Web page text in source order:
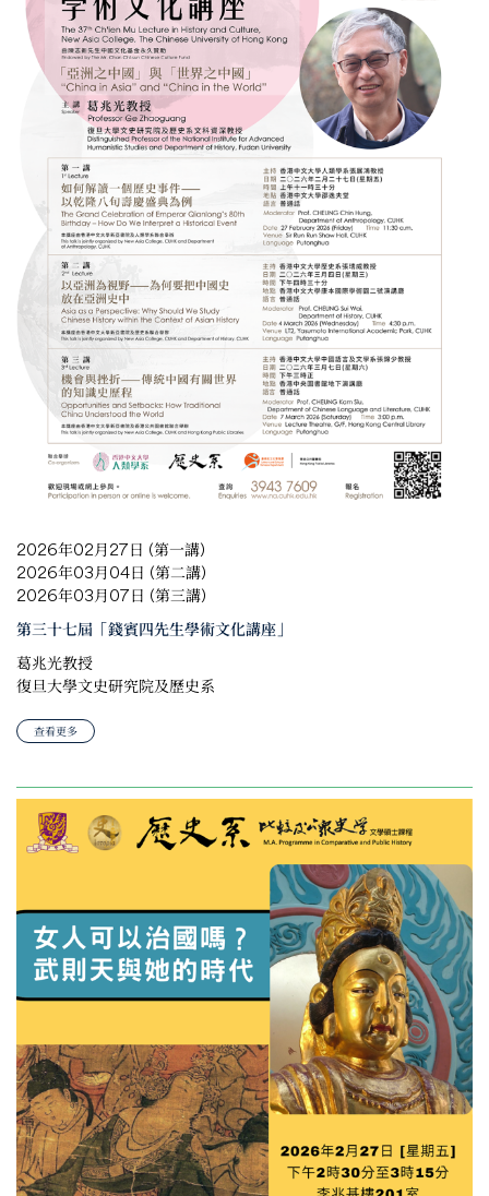
2026年02月27日 (第一講)
2026年03月04日 (第二講)
2026年03月07日 (第三講)
第三十七屆「錢賓四先生學術文化講座」
葛兆光教授
復旦大學文史研究院及歷史系
查看更多